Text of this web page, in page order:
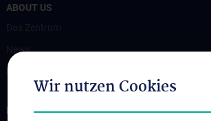
ABOUT US
News
FOR PATIENTS AND SAMPLE SUBMITTERS
Wir nutzen Cookies